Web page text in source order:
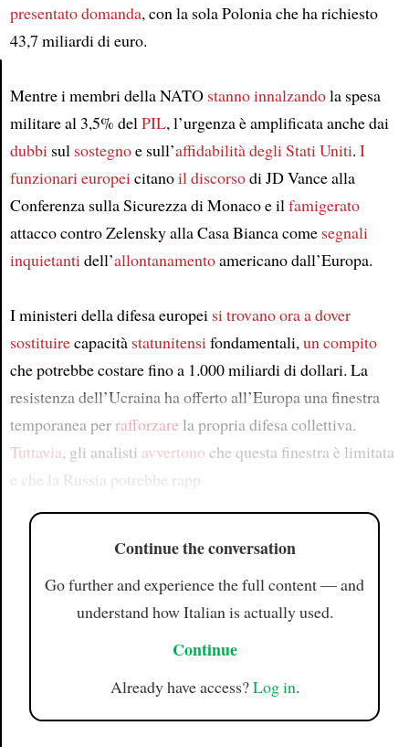
presentato domanda, con la sola Polonia che ha richiesto
43,7 miliardi di euro.
Mentre i membri della NATO stanno innalzandola spesa
militare al 3,5% del PIL, l’urgenza è amplificata anche dai
dubbi sul sostegnoe sull’affidabilitàdegli Stati Uniti. I
funzionari europei citanoil discorsodi JD Vance alla
Conferenza sulla Sicurezza di Monaco e il famigerato
attacco contro Zelensky alla Casa Bianca come segnali
inquietanti dell’allontanamentoamericano dall’Europa.
I ministeri della difesa europei si trovano ora a dover
sostituirecapacità statunitensi fondamentali, un compito
che potrebbe costare fino a 1.000 miliardi di dollari. La
resistenza dell’Ucraina ha offerto all’Europa una finestra
temporanea per rafforzarela propria difesa collettiva.
Tuttavia, gli analisti avvertono che questa finestra è limitata
e che la Russia potrebbe rapp
Continue the conversation
Go further and experience the full content — and
understand how Italian is actually used.
Continue
Already have access?Log in.